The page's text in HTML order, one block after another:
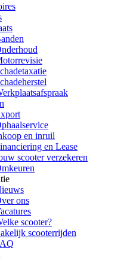
en inruil
en Lease
scooter verzekeren
ons
scooter?
scooterrijden